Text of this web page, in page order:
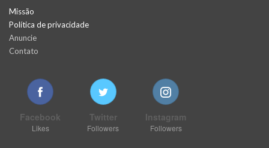
Missão
Política de privacidade
Anuncie
Contato
Facebook
Likes
Twitter
Followers
Instagram
Followers